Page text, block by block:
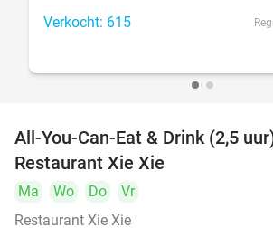
Verkocht: 615
All-You-Can-Eat & Drink (2,5
Restaurant Xie Xie
Ma Wo Do
Vr
Restaurant Xie Xie